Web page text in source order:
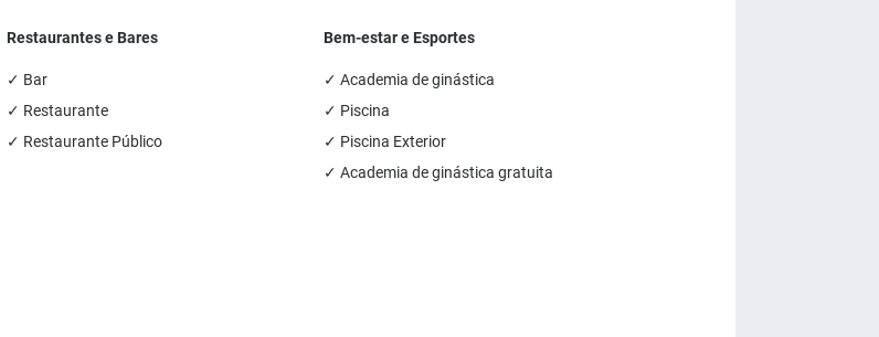
Restaurantes e Bares
✓ Bar
✓ Restaurante
✓ Restaurante Público
Bem-estar e Esportes
✓ Academia de ginástica
✓ Piscina
✓ Piscina Exterior
✓ Academia de ginástica gratuita